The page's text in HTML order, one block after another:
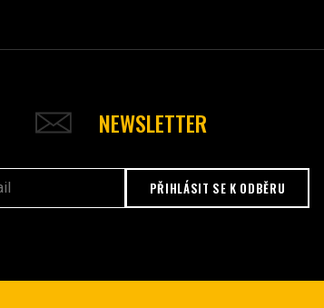
NEWSLETTER
PŘIHLÁSIT SE K ODBĚRU